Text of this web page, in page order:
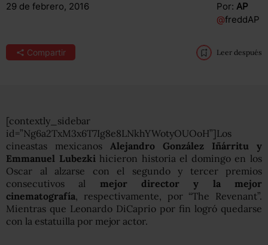
29 de febrero, 2016 Por: AP
@freddAP
Compartir Leer después
[contextly_sidebar
id=”Ng6a2TxM3x6T7Ig8e8LNkhYWotyOUOoH”]Los
cineastas mexicanos Alejandro González Iñárritu y
Emmanuel Lubezkihicieron historia el domingo en los
Oscar al alzarse con el segundo y tercer premios
consecutivos al mejor director y la mejor
cinematografía, respectivamente, por “The Revenant”.
Mientras que Leonardo DiCaprio por fin logró quedarse
con la estatuilla por mejor actor.